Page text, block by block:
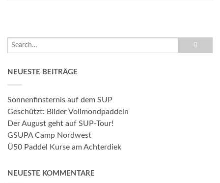
NEUESTE BEITRÄGE
Sonnenfinsternis auf dem SUP
Geschützt: Bilder Vollmondpaddeln
Der August geht auf SUP-Tour!
GSUPA Camp Nordwest
Ü50 Paddel Kurse am Achterdiek
NEUESTE KOMMENTARE